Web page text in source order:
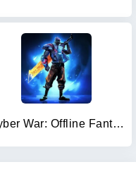
Cyber War: Offline Fantasy RPG